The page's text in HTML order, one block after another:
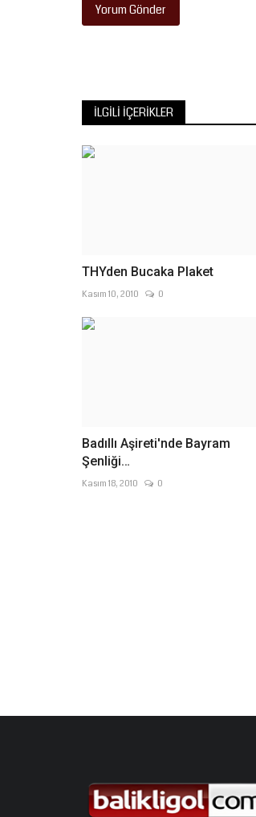
Yorum Gönder
İLGILI İÇERIKLER
THYden Bucaka Plaket
Kasım 10, 2010 0
Badıllı Aşireti'nde Bayram
Şenliği…
Kasım 18, 2010 0
EYYÜBİYE'DE